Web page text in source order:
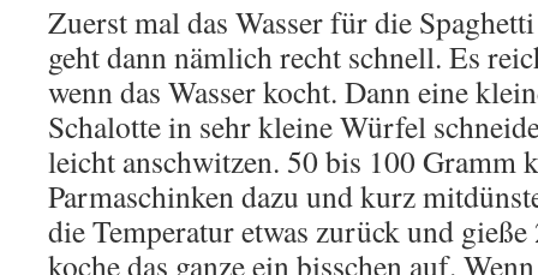
Zuerst mal das Wasser für die
geht dann nämlich recht schnell. Es
wenn das Wasser kocht. Dann eine
Schalotte in sehr kleine Würfel
leicht anschwitzen. 50 bis 100 Gramm
Parmaschinken dazu und kurz
die Temperatur etwas zurück und
koche das ganze ein bisschen auf.